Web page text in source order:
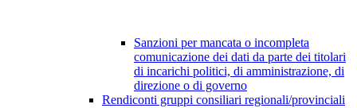
Sanzioni per mancata o incompleta
comunicazione dei dati da parte dei titolari
di incarichi politici, di amministrazione, di
direzione o di governo
Rendiconti gruppi consiliari regionali/provinciali